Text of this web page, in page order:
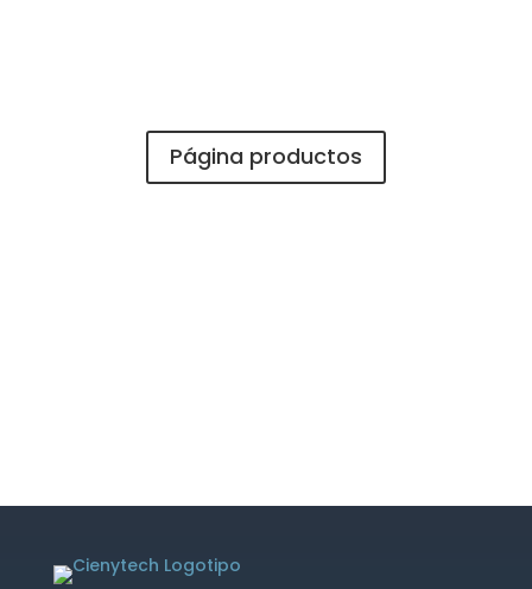
Página productos